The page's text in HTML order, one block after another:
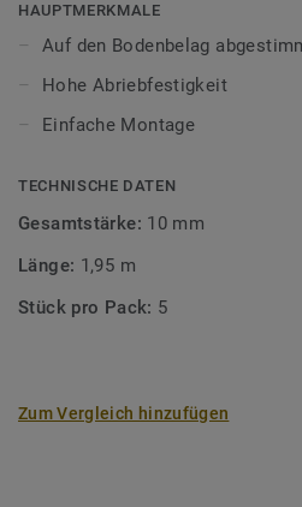
HAUPTMERKMALE
Auf den Bodenbelag
Hohe Abriebfestigkeit
Einfache Montage
TECHNISCHE DATEN
Gesamtstärke: 10 mm
Länge: 1,95 m
Stück pro Pack: 5
Zum Vergleich hinzufügen